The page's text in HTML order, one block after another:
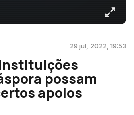
29 jul, 2022, 19:53
possam
apoios